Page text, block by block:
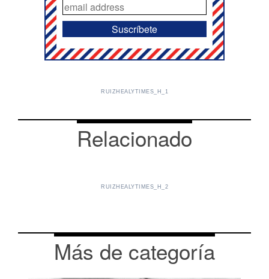
RUIZHEALYTIMES_H_1
Relacionado
RUIZHEALYTIMES_H_2
Más de categoría